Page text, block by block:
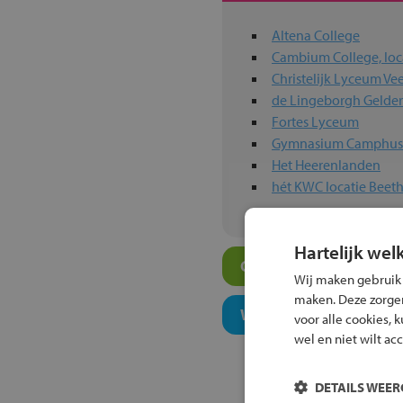
Altena College
Cambium College,
Christelijk Lyceum
de Lingeborgh
Fortes Lyceum
Gymnasium
Het Heerenlanden
hét KWC locatie
Overige vwo-scholen
Welk
Hartelijk
Wij maken
maken. Deze
voor alle cookies,
wel en niet wilt
DETAILS